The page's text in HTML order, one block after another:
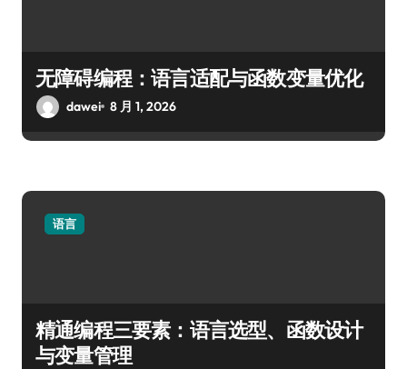
无障碍编程：语言适配与函数变量优化
dawei 8 月 1, 2026
语言
精通编程三要素：语言选型、函数设计
与变量管理